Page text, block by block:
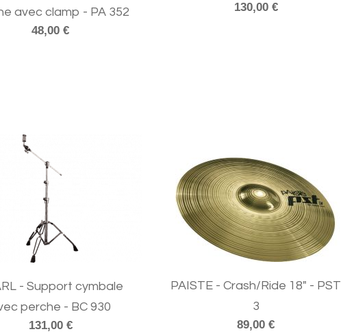
avec clamp - PA 352
48,00 €
130,00 €
- Support cymbale
perche - BC 930
131,00 €
PAISTE - Crash/Ride 18" - PST
3
89,00 €